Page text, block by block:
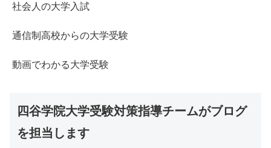
社会人の大学入試
通信制高校からの大学受験
動画でわかる大学受験
四谷学院大学受験対策指導チームがブログ
を担当します